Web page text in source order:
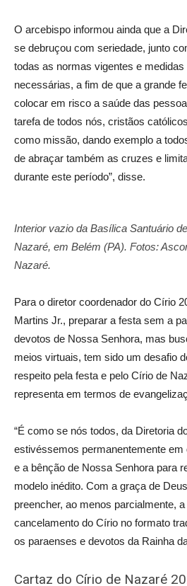
O arcebispo informou ainda que a
se debruçou com seriedade, junto
todas as normas vigentes e medidas
necessárias, a fim de que a grande
colocar em risco a saúde das
tarefa de todos nós, cristãos
como missão, dando exemplo a
de abraçar também as cruzes e
durante este período”, disse.
Interior vazio da Basílica Santuário
Nazaré, em Belém (PA). Fotos:
Nazaré.
Para o diretor coordenador do Círio
Martins Jr., preparar a festa sem a
devotos de Nossa Senhora, mas
meios virtuais, tem sido um desafio
respeito pela festa e pelo Círio de
representa em termos de
“É como se nós todos, da Diretoria
estivéssemos permanentemente em
e a bênção de Nossa Senhora para
modelo inédito. Com a graça de
preencher, ao menos parcialmente,
cancelamento do Círio no formato
os paraenses e devotos da Rainha
Cartaz do Círio de Nazaré